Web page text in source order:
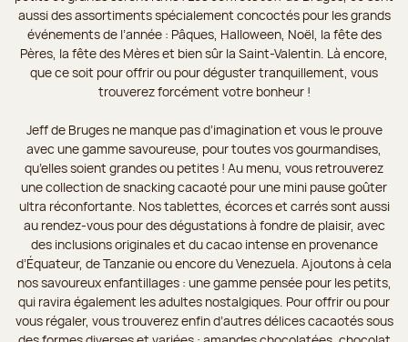
aussi des assortiments spécialement concoctés pour les grands
événements de l’année : Pâques, Halloween, Noël, la fête des
Pères, la fête des Mères et bien sûr la Saint-Valentin. Là encore,
que ce soit pour offrir ou pour déguster tranquillement, vous
trouverez forcément votre bonheur !
Jeff de Bruges ne manque pas d’imagination et vous le prouve
avec une gamme savoureuse, pour toutes vos gourmandises,
qu’elles soient grandes ou petites ! Au menu, vous retrouverez
une collection de snacking cacaoté pour une mini pause goûter
ultra réconfortante. Nos tablettes, écorces et carrés sont aussi
au rendez-vous pour des dégustations à fondre de plaisir, avec
des inclusions originales et du cacao intense en provenance
d’Équateur, de Tanzanie ou encore du Venezuela. Ajoutons à cela
nos savoureux enfantillages : une gamme pensée pour les petits,
qui ravira également les adultes nostalgiques. Pour offrir ou pour
vous régaler, vous trouverez enfin d’autres délices cacaotés sous